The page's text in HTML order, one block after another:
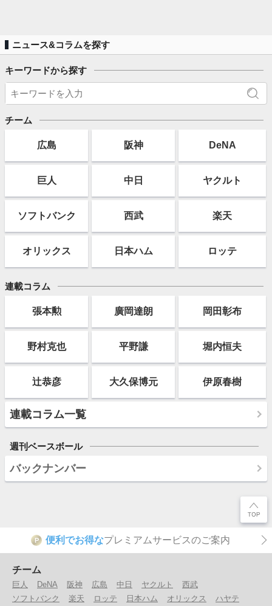
ニュース&コラムを探す
キーワードから探す
チーム
広島 阪神 DeNA
巨人 中日 ヤクルト
ソフト バンク 西武 楽天
オリックス 日本ハム ロッテ
連載コラム
張本勲 廣岡達朗 岡田彰布
野村克也 平野謙 堀内恒夫
辻恭彦 大久保博元 伊原春樹
連載コラム一覧
週刊ベースボール
バックナンバー
P 便利でお得なプレミアムサービスのご案内
チーム
巨人 DeNA 阪神 広島 中日 ヤクルト
西武
ソフトバンク
楽天 ロッテ 日本ハム オリックス ハヤテ